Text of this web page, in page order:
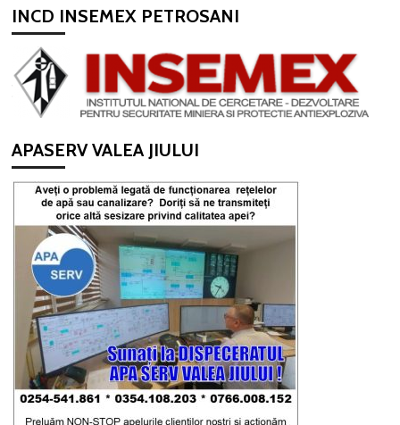
INCD INSEMEX PETROSANI
APASERV VALEA JIULUI